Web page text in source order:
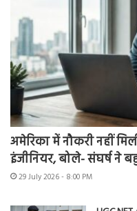
अमेरिका में नौकरी नहीं
इंजीनियर, बोले- संघर्ष ने
29 July 2026 - 8:00 PM